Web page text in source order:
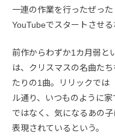
一連の作業を行ったぜっ
YouTubeでスタートさせる
前作からわずか1カ月弱と
は、クリスマスの名曲た
たりの1曲。リリックでは
ル通り、いつものように
ではなく、気になるあの
表現されているという。